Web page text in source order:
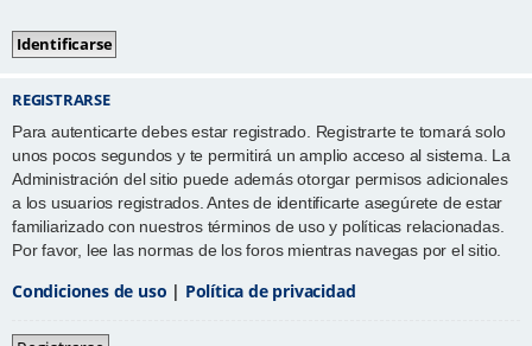
REGISTRARSE
Para autenticarte debes estar registrado. Registrarte te tomará solo
unos pocos segundos y te permitirá un amplio acceso al sistema. La
Administración del sitio puede además otorgar permisos adicionales
a los usuarios registrados. Antes de identificarte asegúrete de estar
familiarizado con nuestros términos de uso y políticas relacionadas.
Por favor, lee las normas de los foros mientras navegas por el sitio.
Condiciones de uso | Política de privacidad